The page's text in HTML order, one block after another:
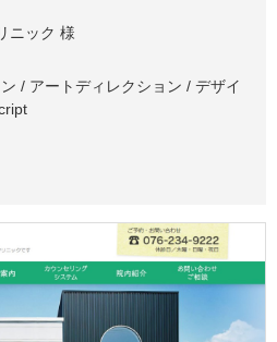
ニック 様
/ アートディレクション / デザイ